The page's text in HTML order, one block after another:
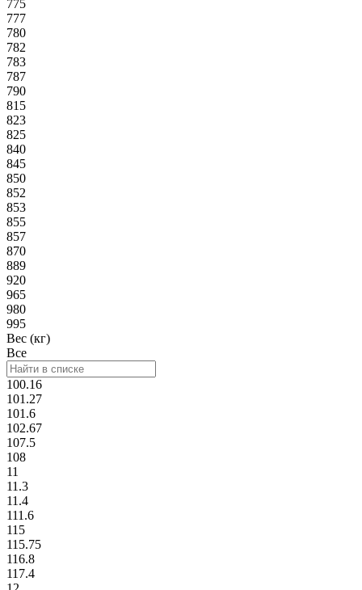
775
777
780
782
783
787
790
815
823
825
840
845
850
852
853
855
857
870
889
920
965
980
995
Вес (кг)
Все
100.16
101.27
101.6
102.67
107.5
108
11
11.3
11.4
111.6
115
115.75
116.8
117.4